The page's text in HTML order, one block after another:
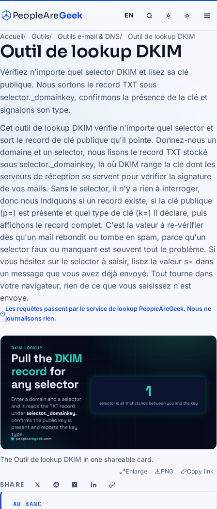
PeopleAreGeek EN
Accueil Outils Outils e-mail & DNS Outil de lookup DKIM
Outil de lookup DKIM
Vérifiez n'importe quel selector DKIM et lisez sa clé
publique. Nous sortons le record TXT sous
selector._domainkey, confirmons la présence de la clé et
signalons son type.
Cet outil de lookup DKIM vérifie n'importe quel selector et
sort le record de clé publique qu'il pointe. Donnez-nous un
domaine et un selector, nous lisons le record TXT stocké
sous selector._domainkey, là où DKIM range la clé dont les
serveurs de réception se servent pour vérifier la signature
de vos mails. Sans le selector, il n'y a rien à interroger,
donc nous indiquons si un record existe, si la clé publique
(p=) est présente et quel type de clé (k=) il déclare, puis
affichons le record complet. C'est la valeur à re-vérifier
dès qu'un mail rebondit ou tombe en spam, parce qu'un
selector faux ou manquant est souvent tout le problème. Si
vous hésitez sur le selector à saisir, lisez la valeur s= dans
un message que vous avez déjà envoyé. Tout tourne dans
votre navigateur, rien de ce que vous saisissez n'est
envoye.
Les requêtes passent par le service de lookup PeopleAreGeek. Nous ne
journalisons rien.
The Outil de lookup DKIM in one shareable card.
Enlarge PNG Copy link
SHARE
AU BANC